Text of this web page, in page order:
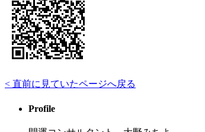
< 直前に見ていたページへ戻る
Profile